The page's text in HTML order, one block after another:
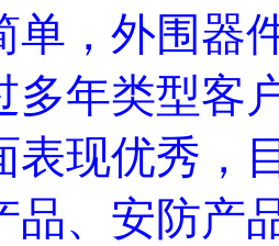
单，外围器
多年类型客
表现优秀，
品、安防产